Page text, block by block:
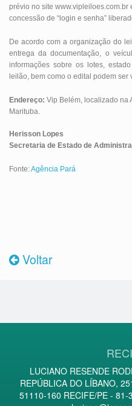
prévio no site
concessão de “login e senha”
De acordo com a organização do
entrega da documentação, o
informações sobre os lotes,
leilão, bem como o edital podem
Endereço: Vip Belém, localizado na
Marituba.
Herisson Lopes
Secretaria de Estado de
Fonte:Agência Pará
Voltar
LUCIANO RESENDE
REPÚBLICA DO LÍBANO,
51110-160 RECIFE/PE -